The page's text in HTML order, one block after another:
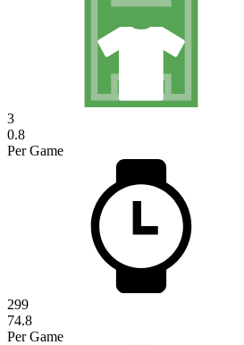
3
0.8
Per Game
299
74.8
Per Game